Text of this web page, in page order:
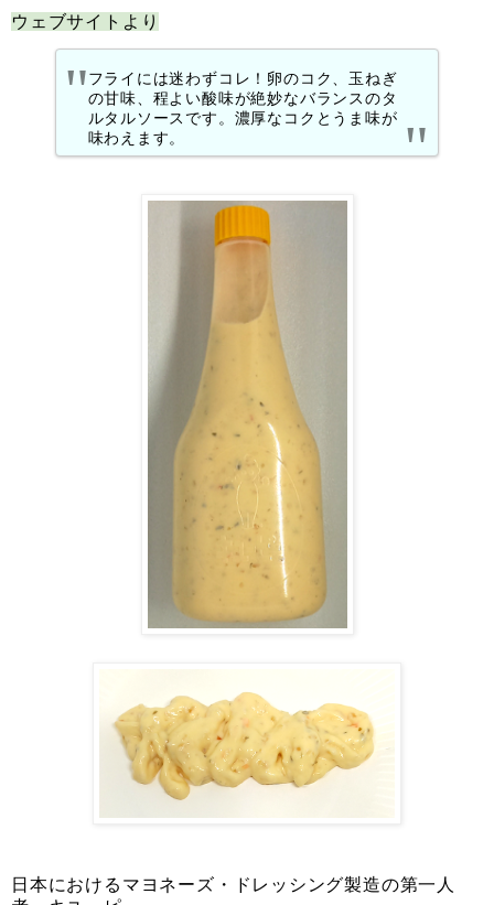
ウェブサイトより
フライには迷わずコレ！卵のコク、玉ねぎ
の甘味、程よい酸味が絶妙なバランスのタ
ルタルソースです。濃厚なコクとうま味が
味わえます。
日本におけるマヨネーズ・ドレッシング製造の第一人